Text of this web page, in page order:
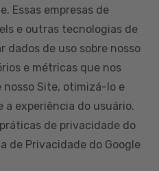
Essas empresas de
e outras tecnologias de
dados de uso sobre nosso
e métricas que nos
nosso Site, otimizá-lo e
a experiência do usuário.
de privacidade do
de Privacidade do Google